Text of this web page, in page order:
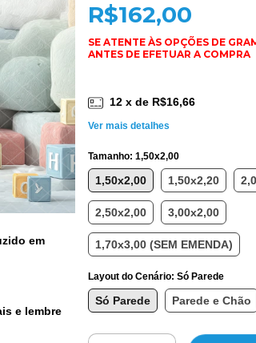
em
e lembre
R$162,00
12 x de R$16,66
Ver mais detalhes
Tamanho: 1,50x2,00
1,50x2,00 1,50x2,20
2,50x2,00 3,00x2,00
1,70x3,00 (SEM EMENDA)
Layout do Cenário: Só Parede
Só Parede Parede e Chão